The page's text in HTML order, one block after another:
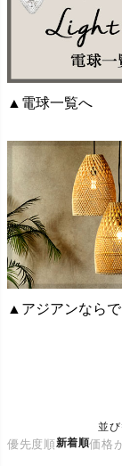
▲電球一覧へ
▲アジアンなら
並び
優先度順新着順価格